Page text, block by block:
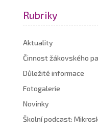
Rubriky
Aktuality
Činnost žákovského
Důležité informace
Fotogalerie
Novinky
Školní podcast: